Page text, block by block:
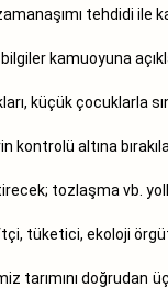
tehdidi ile
kamuoyuna
küçük çocuklarla
kontrolü altına
tozlaşma vb.
tüketici, ekoloji
tarımını doğrudan